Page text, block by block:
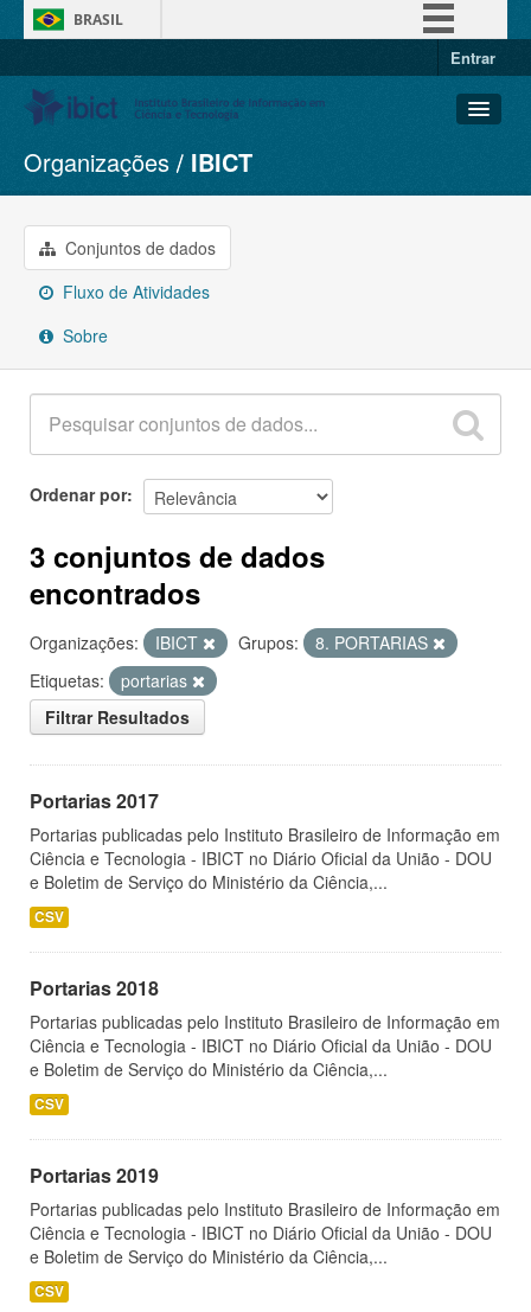
BRASIL
Entrar
Conjuntos de dados
Organizações
Grupos
Sobre
Organizações IBICT
Conjuntos de dados
Fluxo de Atividades
Sobre
Ordenar por
3 conjuntos de dados
encontrados
Organizações: IBICT Grupos:
8. PORTARIAS
Etiquetas:
portarias
Filtrar Resultados
Portarias 2017
Portarias publicadas pelo Instituto Brasileiro de Informação em
Ciência e Tecnologia - IBICT no Diário Oficial da União - DOU
e Boletim de Serviço do Ministério da Ciência,...
CSV
Portarias 2018
Portarias publicadas pelo Instituto Brasileiro de Informação em
Ciência e Tecnologia - IBICT no Diário Oficial da União - DOU
e Boletim de Serviço do Ministério da Ciência,...
CSV
Portarias 2019
Portarias publicadas pelo Instituto Brasileiro de Informação em
Ciência e Tecnologia - IBICT no Diário Oficial da União - DOU
e Boletim de Serviço do Ministério da Ciência,...
CSV